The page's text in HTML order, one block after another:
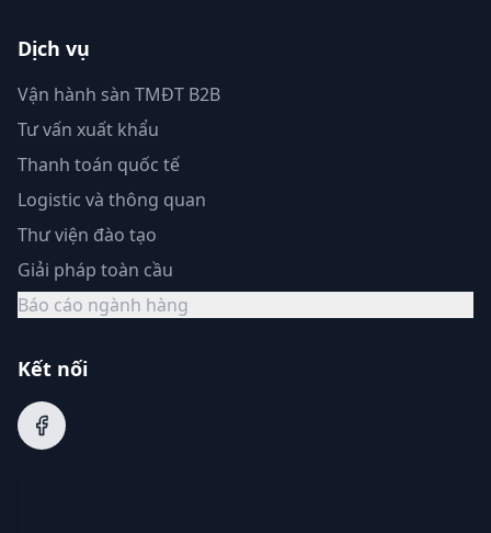
Dịch vụ
Vận hành sàn TMĐT B2B
Tư vấn xuất khẩu
Thanh toán quốc tế
Logistic và thông quan
Thư viện đào tạo
Giải pháp toàn cầu
Báo cáo ngành hàng
Kết nối